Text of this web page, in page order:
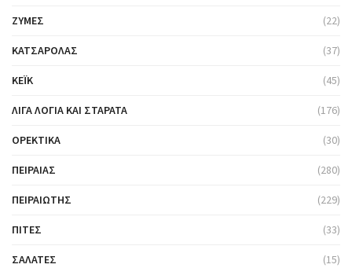
ΖΎΜΕΣ (22)
ΚΑΤΣΑΡΌΛΑΣ (37)
ΚΈΙΚ (45)
ΛΊΓΑ ΛΌΓΙΑ ΚΑΙ ΣΤΑΡΆΤΑ (176)
ΟΡΕΚΤΙΚΆ (30)
ΠΕΙΡΑΙΆΣ (280)
ΠΕΙΡΑΙΏΤΗΣ (229)
ΠΊΤΕΣ (33)
ΣΑΛΆΤΕΣ (15)